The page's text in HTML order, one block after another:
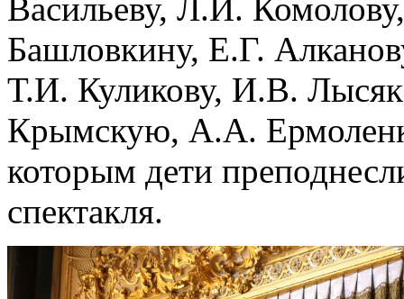
Васильеву, Л.И.
Башловкину, Е.Г.
Т.И. Куликову, И.В.
Крымскую, А.А.
которым дети
спектакля.